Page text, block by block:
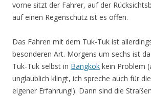
vorne sitzt der Fahrer, auf der
auf einen Regenschutz ist es offen.
Das Fahren mit dem Tuk-Tuk ist
besonderen Art. Morgens um sechs ist
Tuk-Tuk selbst in Bangkok kein Problem
unglaublich klingt, ich spreche auch für
eigener Erfahrung!). Dann sind die